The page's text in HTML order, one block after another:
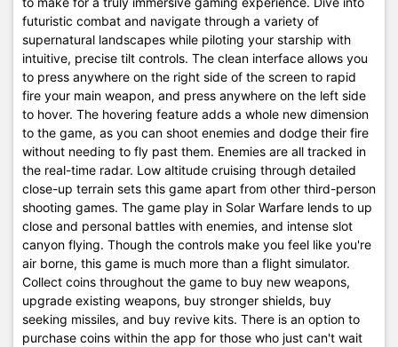
futuristic combat and navigate through a variety of
supernatural landscapes while piloting your starship with
intuitive, precise tilt controls. The clean interface allows you
to press anywhere on the right side of the screen to rapid
fire your main weapon, and press anywhere on the left side
to hover. The hovering feature adds a whole new dimension
to the game, as you can shoot enemies and dodge their fire
without needing to fly past them. Enemies are all tracked in
the real-time radar. Low altitude cruising through detailed
close-up terrain sets this game apart from other third-person
shooting games. The game play in Solar Warfare lends to up
close and personal battles with enemies, and intense slot
canyon flying. Though the controls make you feel like you're
air borne, this game is much more than a flight simulator.
Collect coins throughout the game to buy new weapons,
upgrade existing weapons, buy stronger shields, buy
seeking missiles, and buy revive kits. There is an option to
purchase coins within the app for those who just can't wait